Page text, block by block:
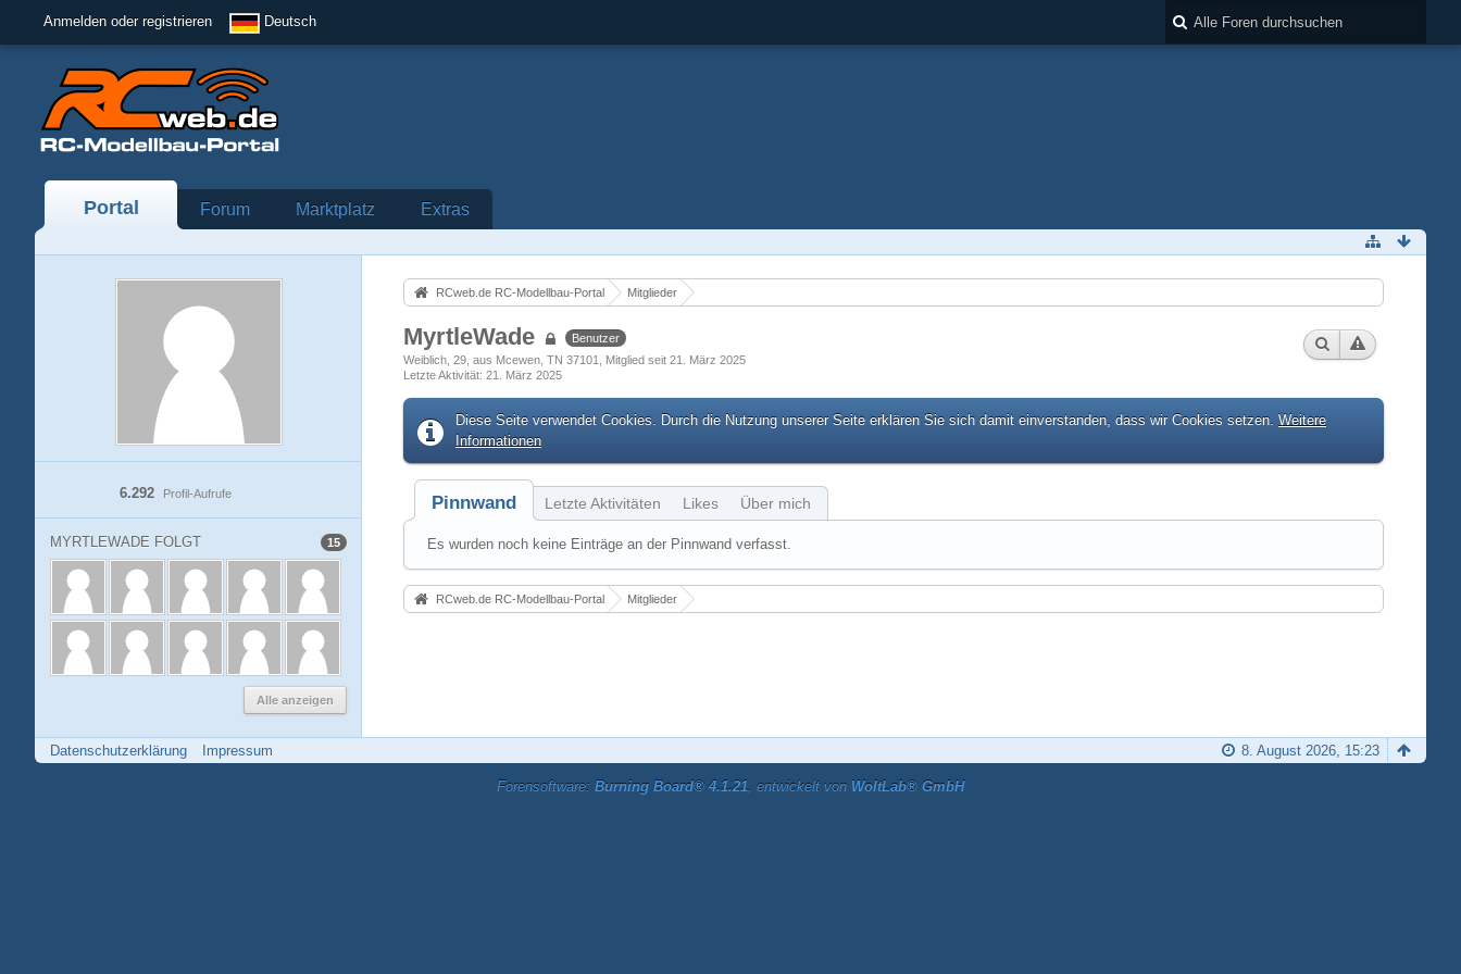
Anmelden oder registrieren Deutsch
Portal Forum Marktplatz Extras
Profil-Aufrufe
6.292
MYRTLEWADE FOLGT 15
Alle anzeigen
RCweb.de RC-Modellbau-Portal Mitglieder
MyrtleWade
Benutzer
Weiblich 29 aus Mcewen, TN 37101
Mitglied seit 21. März 2025
Letzte Aktivität 21. März 2025
Diese Seite verwendet Cookies. Durch die Nutzung unserer Seite erklären Sie sich damit einverstanden, dass wir Cookies setzen. Weitere
Informationen
Pinnwand Letzte Aktivitäten Likes Über mich
Es wurden noch keine Einträge an der Pinnwand verfasst.
RCweb.de RC-Modellbau-Portal Mitglieder
Datenschutzerklärung Impressum 8. August 2026, 15:23
Forensoftware: Burning Board® 4.1.21, entwickelt von WoltLab® GmbH